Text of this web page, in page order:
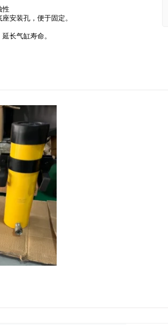
性
安装孔，便于固定。
长气缸寿命。